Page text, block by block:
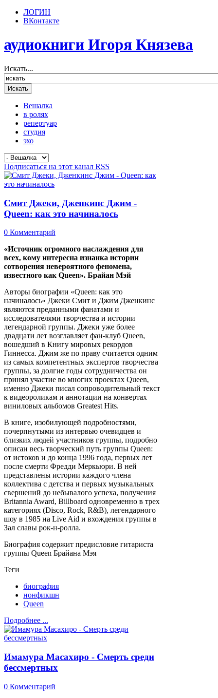
ЛОГИН
ВКонтакте
аудиокниги Игоря Князева
Искать...
Вешалка
в ролях
репертуар
студия
эхо
Подписаться на этот канал RSS
Смит Джеки, Дженкинс Джим -
Queen: как это начиналось
0 Комментарий
«Источник огромного наслаждения для
всех, кому интересна изнанка истории
сотворения невероятного феномена,
известного как Queen». Брайан Мэй
Авторы биографии «Queen: как это
начиналось» Джеки Смит и Джим Дженкинс
являются преданными фанатами и
исследователями творчества и истории
легендарной группы. Джеки уже более
двадцати лет возглавляет фан-клуб Queen,
вошедший в Книгу мировых рекордов
Гиннесса. Джим же по праву считается одним
из самых компетентных экспертов творчества
группы, за долгие годы сотрудничества он
принял участие во многих проектах Queen,
именно Джеки писал сопроводительный текст
к видеороликам и аннотации на конвертах
виниловых альбомов Greatest Hits.
В книге, изобилующей подробностями,
почерпнутыми из интервью очевидцев и
близких людей участников группы, подробно
описан весь творческий путь группы Queen:
от истоков и до конца 1996 года, первых лет
после смерти Фредди Меркьюри. В ней
представлены истории каждого члена
коллектива с детства и первых музыкальных
свершений до небывалого успеха, получения
Britannia Award, Billboard одновременно в трех
категориях (Disco, Rock, R&B), легендарного
шоу в 1985 на Live Aid и вхождения группы в
Зал славы рок-н-ролла.
Биография содержит предисловие гитариста
группы Queen Брайана Мэя
Теги
биография
нонфикшн
Queen
Подробнее ...
Имамура Масахиро - Смерть среди
бессмертных
0 Комментарий